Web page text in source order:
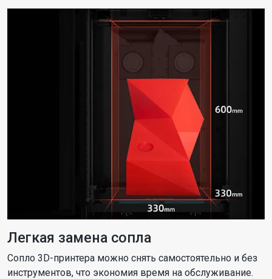
Легкая замена сопла
Сопло 3D-принтера можно снять самостоятельно и без
инструментов, что экономия время на обслуживание.